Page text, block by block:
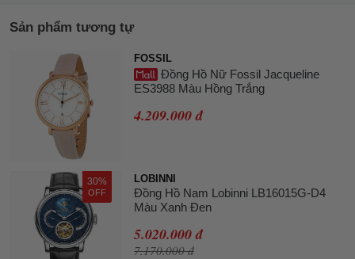
Sản phẩm tương tự
FOSSIL
Đồng Hồ Nữ Fossil Jacqueline
ES3988 Màu Hồng Trắng
4.209.000 đ
30%
OFF
LOBINNI
Đồng Hồ Nam Lobinni LB16015G-D4
Màu Xanh Đen
5.020.000 đ
7.170.000 đ